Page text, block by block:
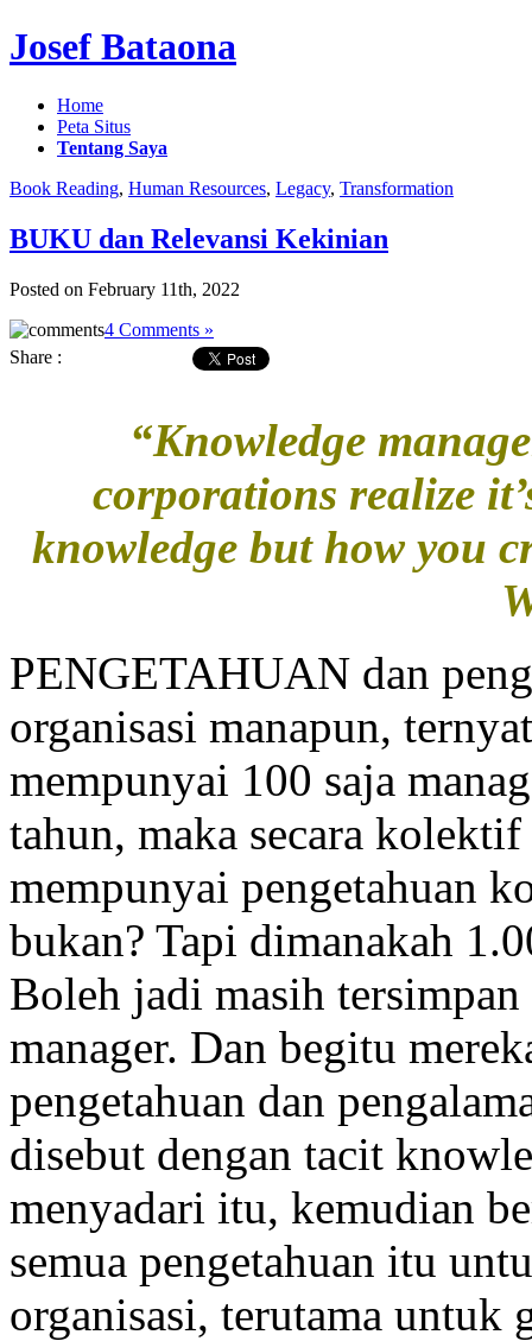
Josef Bataona
Home
Peta Situs
Tentang Saya
Book Reading, Human Resources, Legacy, Transformation
BUKU dan Relevansi Kekinian
Posted on February 11th, 2022
4 Comments »
Share :
“Knowledge
corporations realize
knowledge but how you
PENGETAHUAN dan
organisasi manapun,
mempunyai 100 saja
tahun, maka secara
mempunyai pengetahuan
bukan? Tapi dimanakah
Boleh jadi masih
manager. Dan begitu
pengetahuan dan
disebut dengan tacit
menyadari itu, kemudian
semua pengetahuan itu
organisasi, terutama untuk